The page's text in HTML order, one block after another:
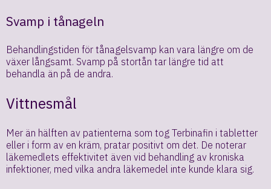
Svamp i tånageln
Behandlingstiden för tånagelsvamp kan vara längre om de
växer långsamt. Svamp på stortån tar längre tid att
behandla än på de andra.
Vittnesmål
Mer än hälften av patienterna som tog Terbinafin i tabletter
eller i form av en kräm, pratar positivt om det. De noterar
läkemedlets effektivitet även vid behandling av kroniska
infektioner, med vilka andra läkemedel inte kunde klara sig.